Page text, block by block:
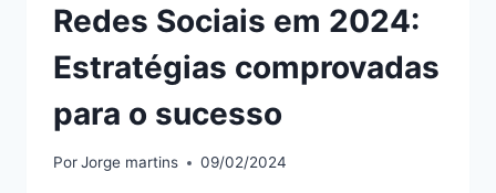
Redes Sociais em 2024:
Estratégias comprovadas
para o sucesso
PorJorge martins 09/02/2024